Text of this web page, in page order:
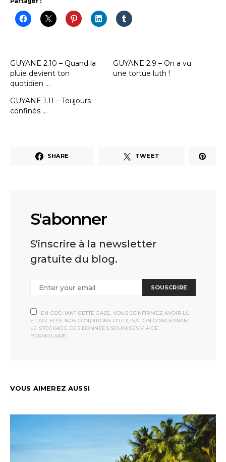
GUYANE 2.10 – Quand la
pluie devient ton
quotidien …
GUYANE 2.9 – On a vu
une tortue luth !
GUYANE 1.11 – Toujours
confinés …
SHARE TWEET
S'abonner
S'inscrire à la newsletter
gratuite du blog.
SOUSCRIRE
EN COCHANT CETTE CASE, VOUS CONFIRMEZ AVOIR LU
ET ACCEPTÉ NOS CONDITIONS D'UTILISATION CONCERNANT
LE STOCKAGE DES DONNÉES SOUMISES VIA CE
FORMULAIRE.
VOUS AIMEREZ AUSSI